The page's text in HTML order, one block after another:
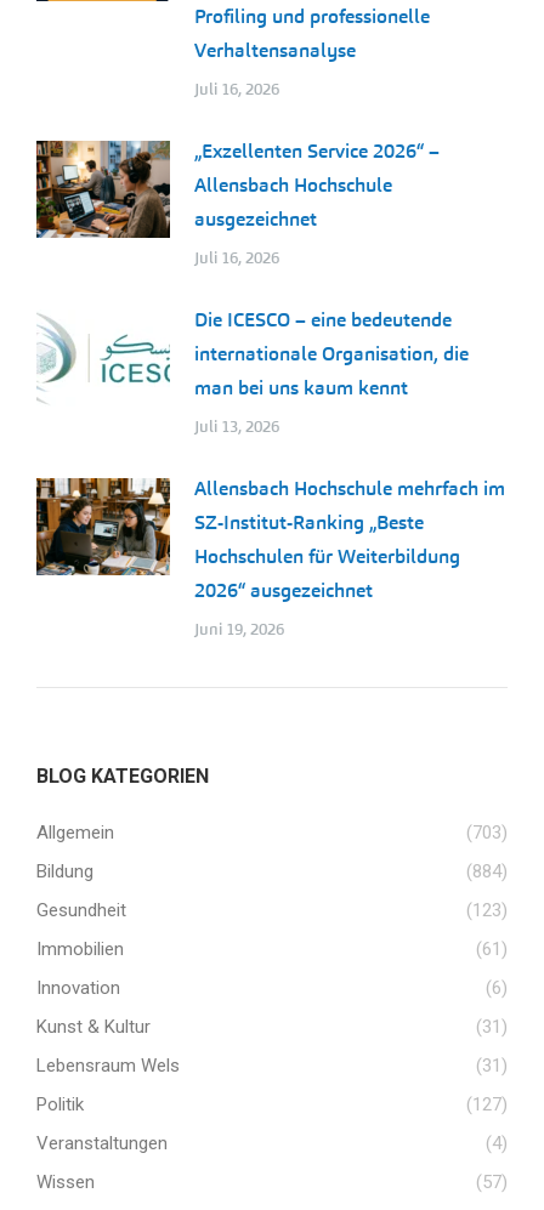
Profiling und professionelle
Verhaltensanalyse
Juli 16, 2026
„Exzellenten Service 2026“ –
Allensbach Hochschule
ausgezeichnet
Juli 16, 2026
Die ICESCO – eine bedeutende
internationale Organisation, die
man bei uns kaum kennt
Juli 13, 2026
Allensbach Hochschule mehrfach im
SZ-Institut-Ranking „Beste
Hochschulen für Weiterbildung
2026“ ausgezeichnet
Juni 19, 2026
BLOG KATEGORIEN
Allgemein
(703)
Bildung
(884)
Gesundheit
(123)
Immobilien
(61)
Innovation
(6)
Kunst & Kultur
(31)
Lebensraum Wels
(31)
Politik
(127)
Veranstaltungen
(4)
Wissen
(57)